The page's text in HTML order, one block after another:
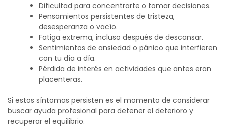
Dificultad para concentrarte o tomar decisiones.
Pensamientos persistentes de tristeza,
desesperanza o vacío.
Fatiga extrema, incluso después de descansar.
Sentimientos de ansiedad o pánico que interfieren
con tu día a día.
Pérdida de interés en actividades que antes eran
placenteras.
Si estos síntomas persisten es el momento de considerar
buscar ayuda profesional para detener el deterioro y
recuperar el equilibrio.